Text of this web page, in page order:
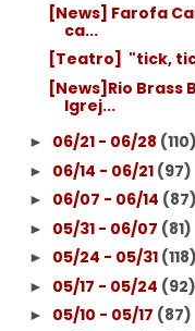
[News] Farofa
ca...
[Teatro] ­ "tick,
[News]Rio
Igrej...
► 06/21 - 06/28 (110)
► 06/14 - 06/21 (97)
► 06/07 - 06/14 (87)
► 05/31 - 06/07 (81)
► 05/24 - 05/31 (118)
► 05/17 - 05/24 (92)
► 05/10 - 05/17 (87)